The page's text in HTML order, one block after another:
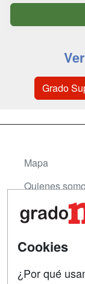
Grado
Mapa
Quienes
Tarifas
Acceso Centros
Cookies
¿Por qué